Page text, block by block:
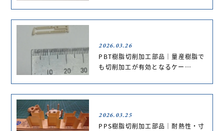
2026.03.26
PBT樹脂切削加工部品｜量産樹脂で
も切削加工が有効となるケー…
2026.03.25
PPS樹脂切削加工部品｜耐熱性・寸